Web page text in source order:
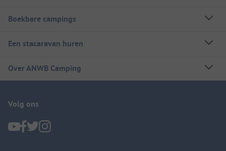
Boekbare campings
Een stacaravan huren
Over ANWB Camping
Volg ons